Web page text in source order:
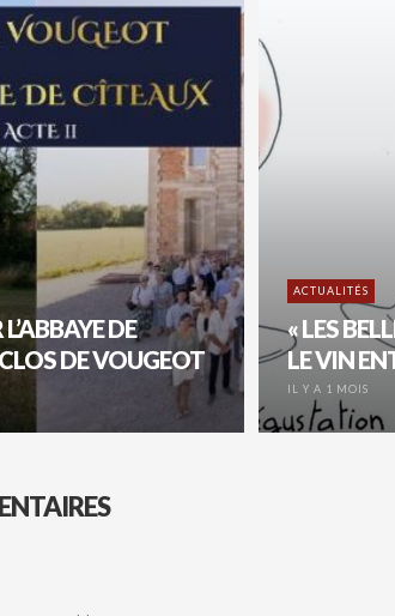
DE
DE VOUGEOT
ACTUALITÉS
« LES
LE VIN
IL Y A 1 MOIS